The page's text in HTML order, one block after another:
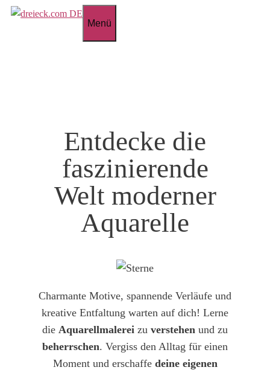
Zum
Menü
Entdecke die
faszinierende
Welt moderner
Aquarelle
Charmante Motive, spannende Verläufe und
kreative Entfaltung warten auf dich! Lerne
die Aquarellmalerei zu verstehen und zu
beherrschen. Vergiss den Alltag für einen
Moment und erschaffe deine eigenen